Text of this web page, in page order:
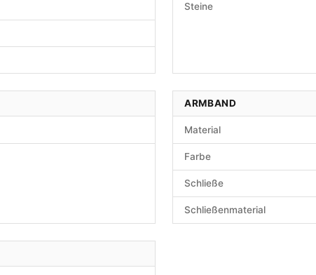
Steine
ARMBAND
Material
Farbe
Schließe
Schließenmaterial